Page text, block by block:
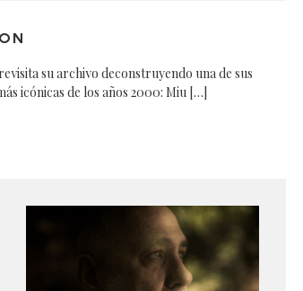
su archivo deconstruyendo una de sus
icónicas de los años 2000: Miu […]